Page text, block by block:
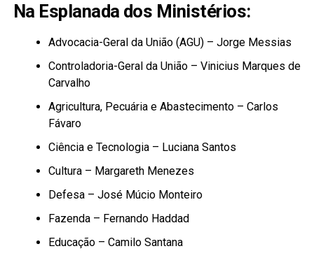
Na Esplanada dos Ministérios:
Advocacia-Geral da União (AGU) – Jorge Messias
Controladoria-Geral da União – Vinicius Marques de
Carvalho
Agricultura, Pecuária e Abastecimento – Carlos
Fávaro
Ciência e Tecnologia – Luciana Santos
Cultura – Margareth Menezes
Defesa – José Múcio Monteiro
Fazenda – Fernando Haddad
Educação – Camilo Santana